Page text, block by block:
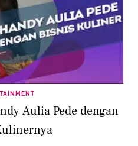
Aulia Pede dengan